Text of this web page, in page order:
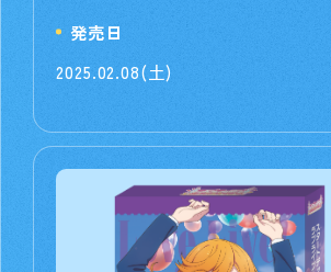
発売日
2025.02.08(土)